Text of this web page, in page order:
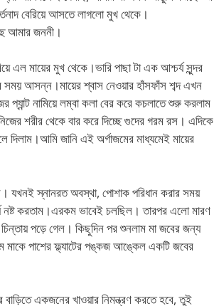
বেরিয়ে আসতে লাগলো মুখ থেকে।
আমার জননী।
মায়ের মুখ থেকে।ভারি পাছা টা এক আশ্চর্য সুন্দর
সময় আসন্ন।মায়ের শ্বাস নেওয়ার হাঁসফাঁস শব্দ এখন
নামিয়ে লম্বা কলা বের করে কচলাতে শুরু করলাম
শরীর থেকে বার করে দিচ্ছে গুদের গরম রস। এদিকে
দিলাম।আমি জানি এই অর্গাজমের মাধ্যমেই মায়ের
যখনই স্নানরত অবস্থা, পোশাক পরিধান করার সময়
নষ্ট করতাম।এরকম ভাবেই চলছিল। তারপর এলো মারণ
পড়ে গেল। কিছুদিন পর শুনলাম মা জবের জন্য
মাকে পাশের ফ্ল্যাটের পঙ্কজ আঙ্কেল একটি জবের
একজনের খাওয়ার নিমন্ত্রণ করতে হবে, তুই